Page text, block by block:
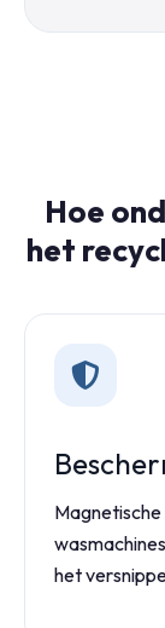
Hoe
het
het